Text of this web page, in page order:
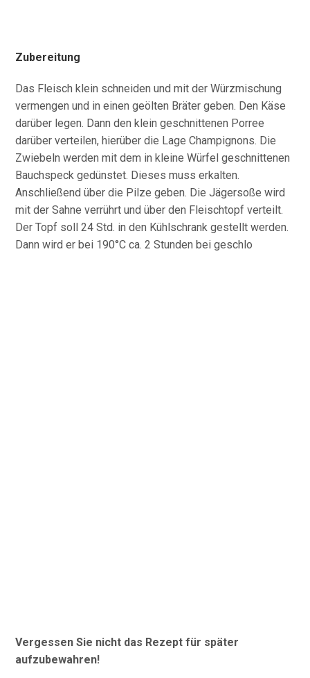
Zubereitung
Das Fleisch klein schneiden und mit der Würzmischung
vermengen und in einen geölten Bräter geben. Den Käse
darüber legen. Dann den klein geschnittenen Porree
darüber verteilen, hierüber die Lage Champignons. Die
Zwiebeln werden mit dem in kleine Würfel geschnittenen
Bauchspeck gedünstet. Dieses muss erkalten.
Anschließend über die Pilze geben. Die Jägersoße wird
mit der Sahne verrührt und über den Fleischtopf verteilt.
Der Topf soll 24 Std. in den Kühlschrank gestellt werden.
Dann wird er bei 190°C ca. 2 Stunden bei geschlo
Vergessen Sie nicht das Rezept für später
aufzubewahren!